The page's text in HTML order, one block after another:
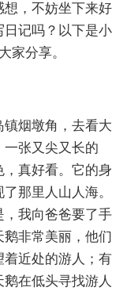
，不妨坐下来好
记吗？以下是小
家分享。
烟墩角，去看大
张又尖又长的
真好看。它的身
那里人山人海。
，我向爸爸要了手
非常美丽，他们
近处的游人；有
在低头寻找游人